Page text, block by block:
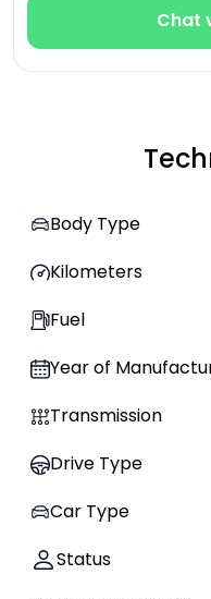
Chat
Body Type
Kilometers
Fuel
Year of
Transmission
Drive Type
Car Type
Status